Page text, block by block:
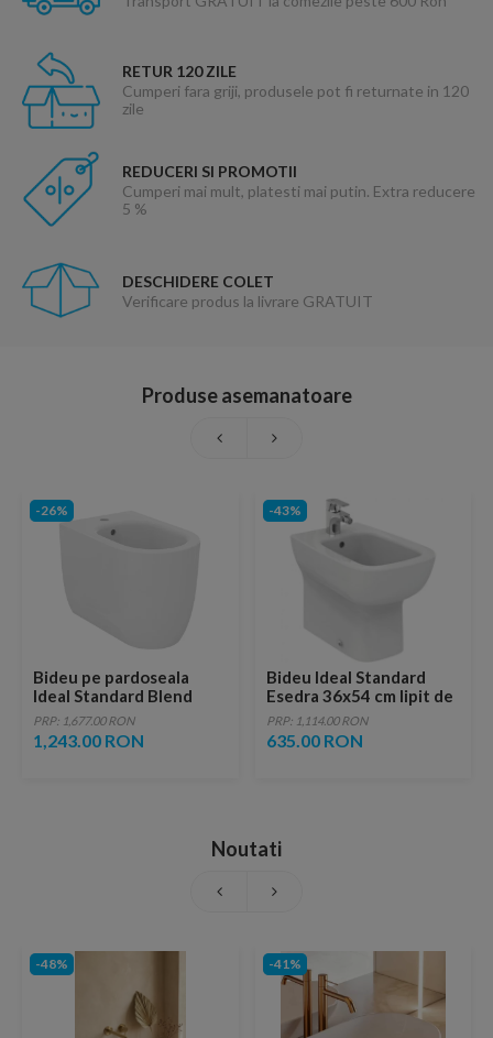
RETUR 120 ZILE
Cumperi fara griji, produsele pot fi returnate in 120
zile
REDUCERI SI PROMOTII
Cumperi mai mult, platesti mai putin. Extra reducere
5 %
DESCHIDERE COLET
Verificare produs la livrare GRATUIT
Produse asemanatoare
-26%
Bideu pe pardoseala
Ideal Standard Blend
Curve 56x35.5 cm alb
lucios
PRP: 1,677.00 RON
1,243.00 RON
-43%
Bideu Ideal Standard
Esedra 36x54 cm lipit de
perete
PRP: 1,114.00 RON
635.00 RON
Noutati
-48% -41%